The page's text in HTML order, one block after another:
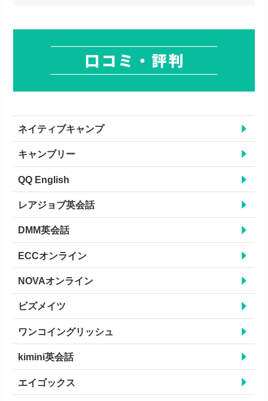
ネイティブキャンプ
キャンブリー
QQ English
レアジョブ英会話
DMM英会話
ECCオンライン
NOVAオンライン
ビズメイツ
ワンコイングリッシュ
kimini英会話
エイゴックス